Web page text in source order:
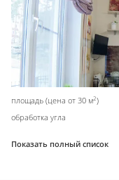
площадь (цена от 30 м2)
обработка угла
Показать полный список